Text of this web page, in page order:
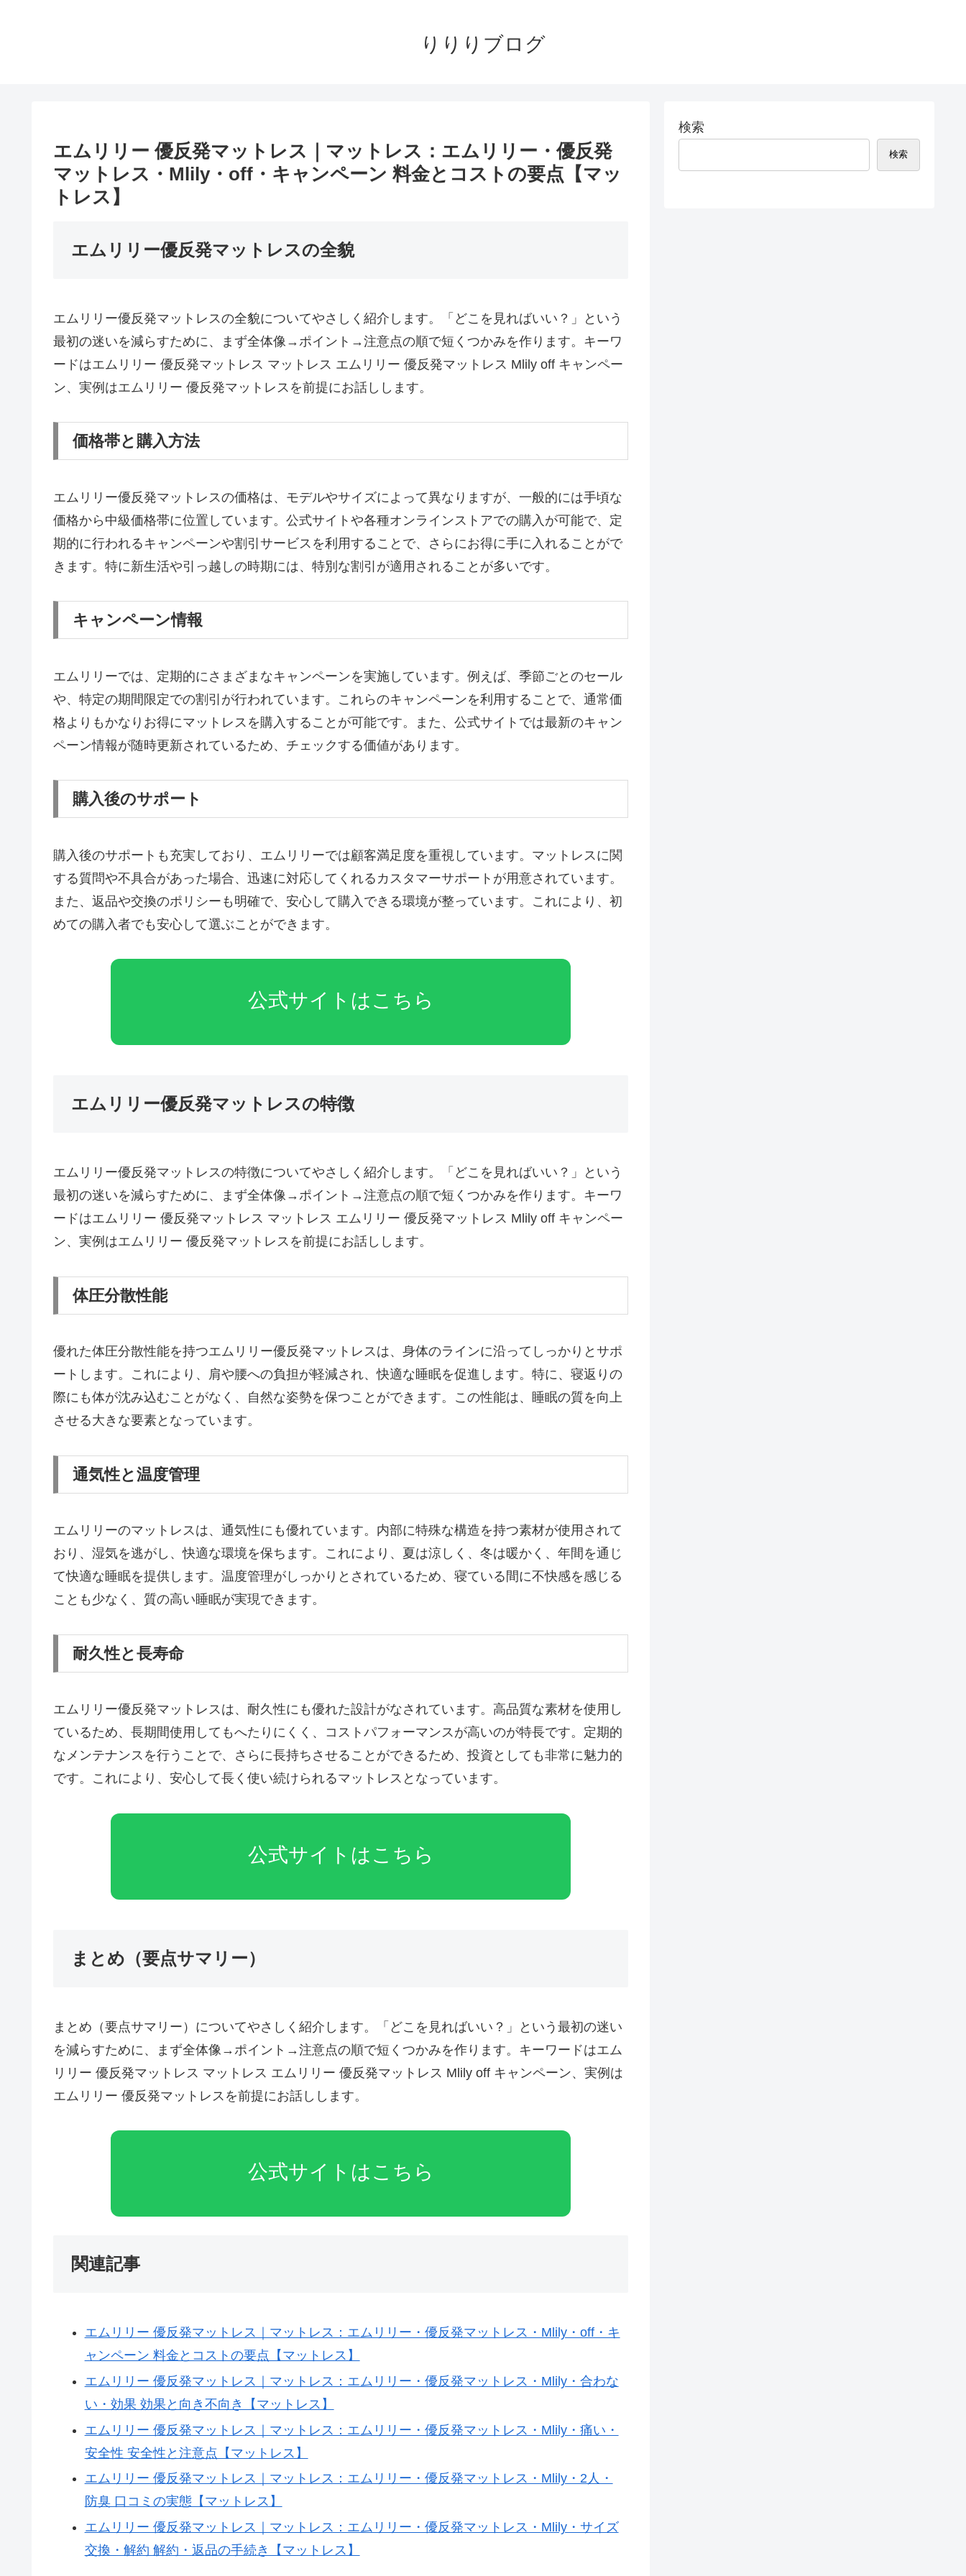
りりりブログ
エムリリー 優反発マットレス｜マットレス：エムリリー・優反発
マットレス・Mlily・off・キャンペーン 料金とコストの要点【マッ
トレス】
エムリリー優反発マットレスの全貌
エムリリー優反発マットレスの全貌についてやさしく紹介します。「どこを見ればいい？」という
最初の迷いを減らすために、まず全体像→ポイント→注意点の順で短くつかみを作ります。キーワ
ードはエムリリー 優反発マットレス マットレス エムリリー 優反発マットレス Mlily off キャンペー
ン、実例はエムリリー 優反発マットレスを前提にお話しします。
価格帯と購入方法
エムリリー優反発マットレスの価格は、モデルやサイズによって異なりますが、一般的には手頃な
価格から中級価格帯に位置しています。公式サイトや各種オンラインストアでの購入が可能で、定
期的に行われるキャンペーンや割引サービスを利用することで、さらにお得に手に入れることがで
きます。特に新生活や引っ越しの時期には、特別な割引が適用されることが多いです。
キャンペーン情報
エムリリーでは、定期的にさまざまなキャンペーンを実施しています。例えば、季節ごとのセール
や、特定の期間限定での割引が行われています。これらのキャンペーンを利用することで、通常価
格よりもかなりお得にマットレスを購入することが可能です。また、公式サイトでは最新のキャン
ペーン情報が随時更新されているため、チェックする価値があります。
購入後のサポート
購入後のサポートも充実しており、エムリリーでは顧客満足度を重視しています。マットレスに関
する質問や不具合があった場合、迅速に対応してくれるカスタマーサポートが用意されています。
また、返品や交換のポリシーも明確で、安心して購入できる環境が整っています。これにより、初
めての購入者でも安心して選ぶことができます。
公式サイトはこちら
エムリリー優反発マットレスの特徴
エムリリー優反発マットレスの特徴についてやさしく紹介します。「どこを見ればいい？」という
最初の迷いを減らすために、まず全体像→ポイント→注意点の順で短くつかみを作ります。キーワ
ードはエムリリー 優反発マットレス マットレス エムリリー 優反発マットレス Mlily off キャンペー
ン、実例はエムリリー 優反発マットレスを前提にお話しします。
体圧分散性能
優れた体圧分散性能を持つエムリリー優反発マットレスは、身体のラインに沿ってしっかりとサポ
ートします。これにより、肩や腰への負担が軽減され、快適な睡眠を促進します。特に、寝返りの
際にも体が沈み込むことがなく、自然な姿勢を保つことができます。この性能は、睡眠の質を向上
させる大きな要素となっています。
通気性と温度管理
エムリリーのマットレスは、通気性にも優れています。内部に特殊な構造を持つ素材が使用されて
おり、湿気を逃がし、快適な環境を保ちます。これにより、夏は涼しく、冬は暖かく、年間を通じ
て快適な睡眠を提供します。温度管理がしっかりとされているため、寝ている間に不快感を感じる
ことも少なく、質の高い睡眠が実現できます。
耐久性と長寿命
エムリリー優反発マットレスは、耐久性にも優れた設計がなされています。高品質な素材を使用し
ているため、長期間使用してもへたりにくく、コストパフォーマンスが高いのが特長です。定期的
なメンテナンスを行うことで、さらに長持ちさせることができるため、投資としても非常に魅力的
です。これにより、安心して長く使い続けられるマットレスとなっています。
公式サイトはこちら
まとめ（要点サマリー）
まとめ（要点サマリー）についてやさしく紹介します。「どこを見ればいい？」という最初の迷い
を減らすために、まず全体像→ポイント→注意点の順で短くつかみを作ります。キーワードはエム
リリー 優反発マットレス マットレス エムリリー 優反発マットレス Mlily off キャンペーン、実例は
エムリリー 優反発マットレスを前提にお話しします。
tokens=902;
12T09:30:52Z;
slug=emuriri-
pricing-
20745d
公式サイトはこちら
関連記事
エムリリー 優反発マットレス｜マットレス：エムリリー・優反発マットレス・Mlily・off・キ
ャンペーン 料金とコストの要点【マットレス】
エムリリー 優反発マットレス｜マットレス：エムリリー・優反発マットレス・Mlily・合わな
い・効果 効果と向き不向き【マットレス】
エムリリー 優反発マットレス｜マットレス：エムリリー・優反発マットレス・Mlily・痛い・
安全性 安全性と注意点【マットレス】
エムリリー 優反発マットレス｜マットレス：エムリリー・優反発マットレス・Mlily・2人・
防臭 口コミの実態【マットレス】
エムリリー 優反発マットレス｜マットレス：エムリリー・優反発マットレス・Mlily・サイズ
交換・解約 解約・返品の手続き【マットレス】
検索
検索